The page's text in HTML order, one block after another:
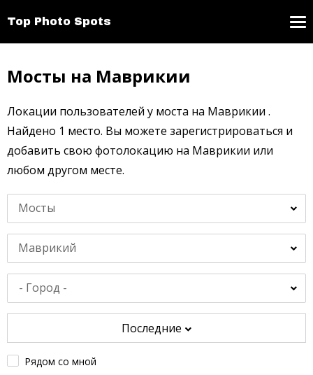
Top Photo Spots
Мосты на Маврикии
Локации пользователей у моста на Маврикии .
Найдено 1 место. Вы можете зарегистрироваться и
добавить свою фотолокацию на Маврикии или
любом другом месте.
Мосты
Маврикий
Последние
Рядом со мной